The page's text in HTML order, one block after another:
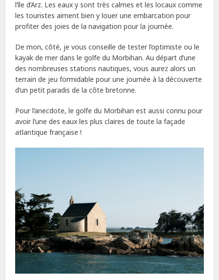
l’île d’Arz. Les eaux y sont très calmes et les locaux comme
les touristes aiment bien y louer une embarcation pour
profiter des joies de la navigation pour la journée.
De mon, côté, je vous conseille de tester l’optimiste ou le
kayak de mer dans le golfe du Morbihan. Au départ d’une
des nombreuses stations nautiques, vous aurez alors un
terrain de jeu formidable pour une journée à la découverte
d’un petit paradis de la côte bretonne.
Pour l’anecdote, le golfe du Morbihan est aussi connu pour
avoir l’une des eaux les plus claires de toute la façade
atlantique française !